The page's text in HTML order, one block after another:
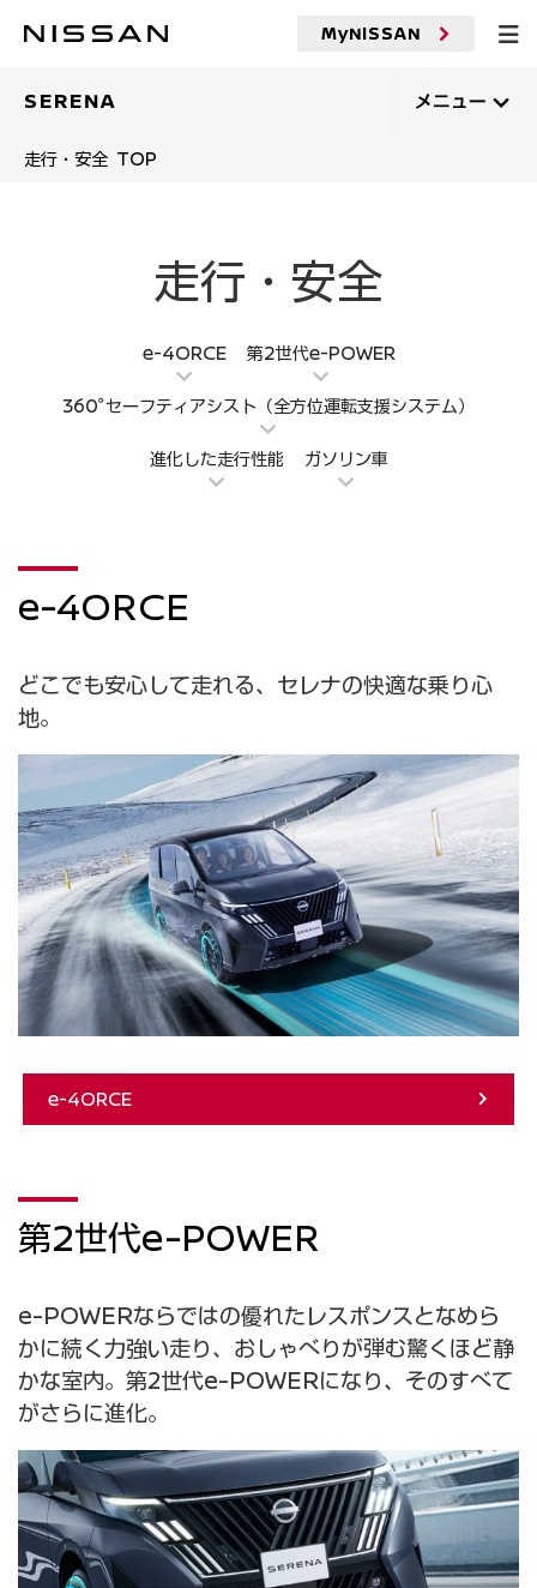
MyNISSAN
SERENA メニュー
走行・安全 TOP
走行・安全
e-4ORCE 第2世代e-POWER
360°セーフティアシスト（全方位運転支援システム）
進化した走行性能 ガソリン車
e-4ORCE
どこでも安⼼して⾛れる、セレナの快適な乗り⼼
地。
e-4ORCE
第2世代e-POWER
e-POWERならではの優れたレスポンスとなめら
かに続く力強い走り、おしゃべりが弾む驚くほど静
かな室内。第2世代e-POWERになり、そのすべて
がさらに進化。